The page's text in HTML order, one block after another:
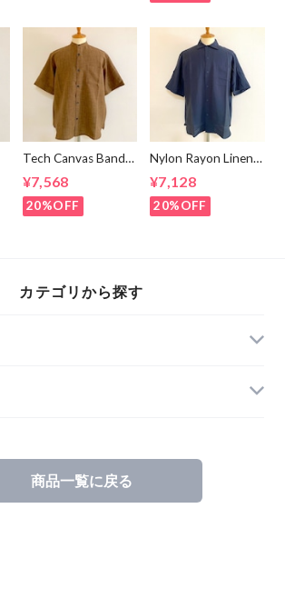
Tech Canvas Band
Brown
¥7,568
20%OFF
Nylon Rayon Linen
One Up Collar S/S
Shirts Navy
¥7,128
20%OFF
カテゴリから探す
商品一覧に戻る